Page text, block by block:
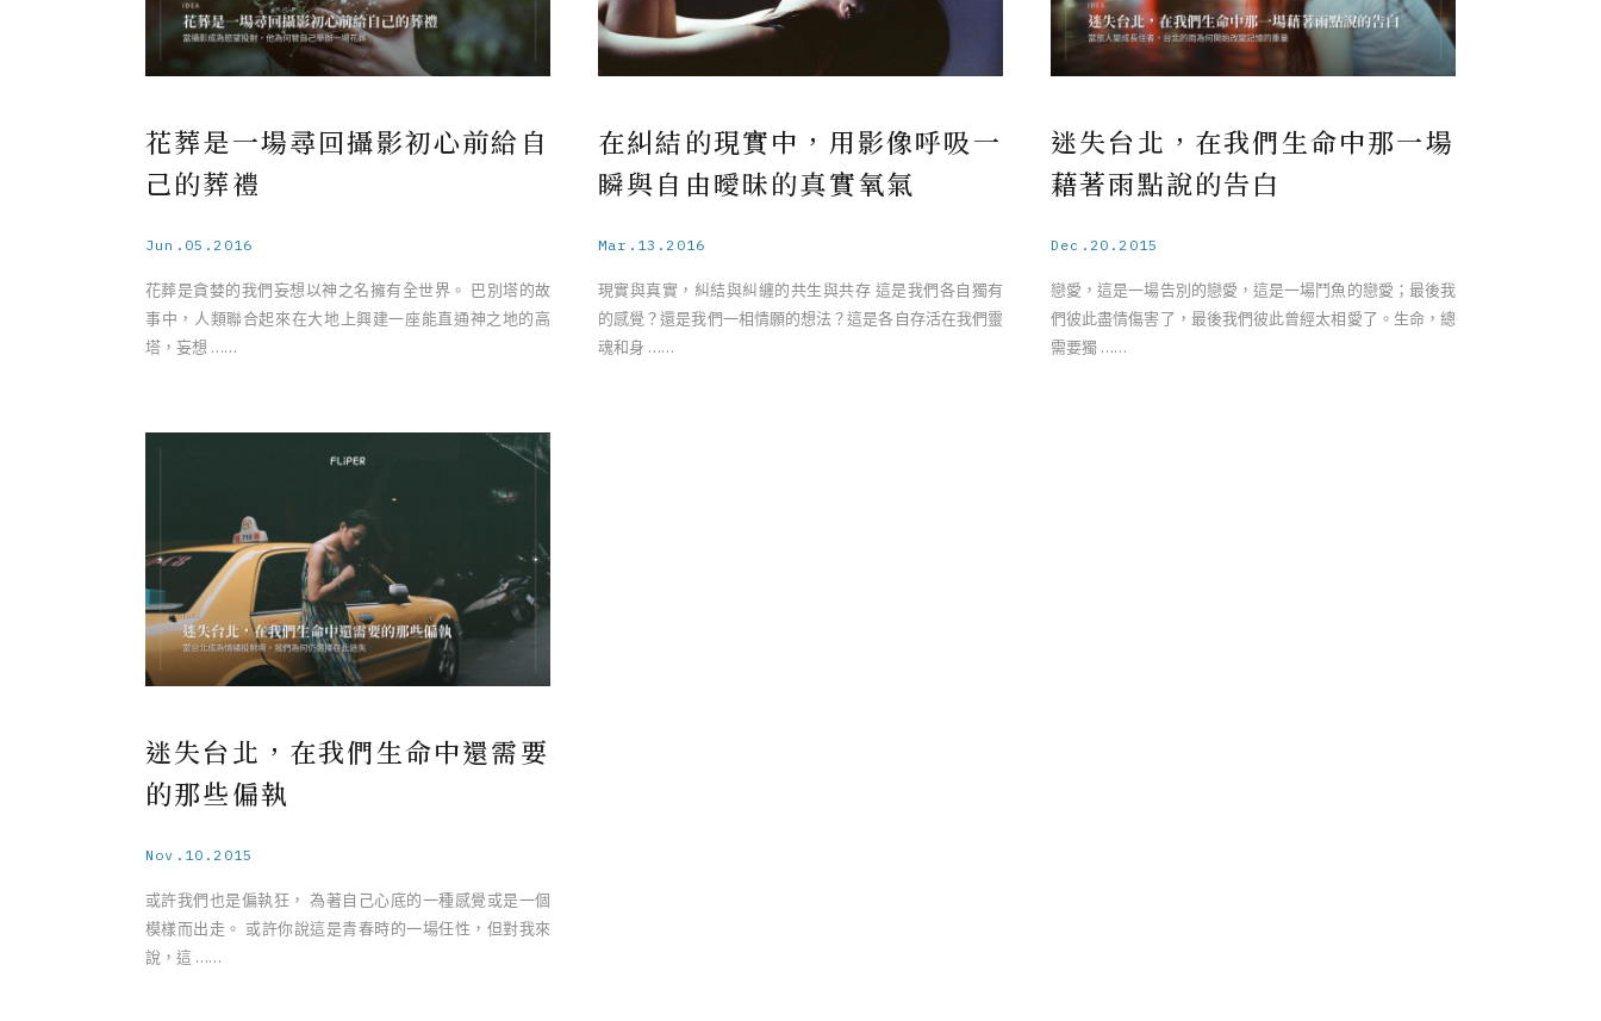
花葬是一場尋回攝影初心前給自
己的葬禮
Jun.05.2016
花葬是貪婪的我們妄想以神之名擁有全世界。 巴別塔的故
事中，人類聯合起來在大地上興建一座能直通神之地的高
塔，妄想 ……
在糾結的現實中，用影像呼吸一
瞬與自由曖昧的真實氧氣
Mar.13.2016
現實與真實，糾結與糾纏的共生與共存 這是我們各自獨有
的感覺？還是我們一相情願的想法？這是各自存活在我們靈
魂和身 ……
迷失台北，在我們生命中那一場
藉著雨點說的告白
Dec.20.2015
戀愛，這是一場告別的戀愛，這是一場鬥魚的戀愛；最後我
們彼此盡情傷害了，最後我們彼此曾經太相愛了。生命，總
需要獨 ……
迷失台北，在我們生命中還需要
的那些偏執
Nov.10.2015
或許我們也是偏執狂， 為著自己心底的一種感覺或是一個
模樣而出走。 或許你說這是青春時的一場任性，但對我來
說，這 ……